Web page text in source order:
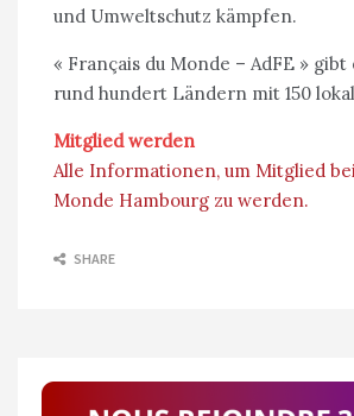
und Umweltschutz kämpfen.
« Français du Monde – AdFE »
rund hundert Ländern mit 150
Mitglied werden
Alle Informationen, um Mitglied
Monde Hambourg zu werden.
SHARE